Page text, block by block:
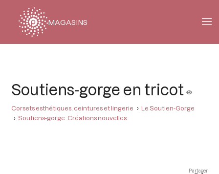
MAGASINS
Soutiens-gorge en tricot
Corsets esthétiques, ceintures et lingerie
Le Soutien-Gorge
Soutiens-gorge. Créations nouvelles
Partager